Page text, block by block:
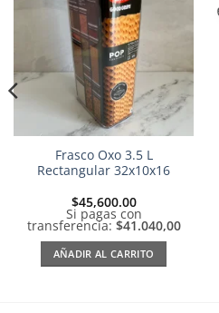
Frasco Oxo 3.5 L
Rectangular 32x10x16
$45,600.00
Si pagas con
transferencia: $41.040,00
AÑADIR AL CARRITO